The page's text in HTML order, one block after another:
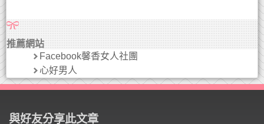
推薦網站
Facebook馨香女人社團
心好男人
與好友分享此文章